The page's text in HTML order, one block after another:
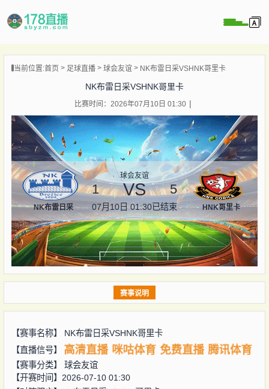
当前位置:首页 足球直播 球会友谊 NK布雷日采VSHNK哥里卡
NK布雷日采VSHNK哥里卡
比赛时间：2026年07月10日 01:30
NK布雷日采
球会友谊
1 VS 5
07月10日 01:30已结束 HNK哥里卡
赛事说明
【赛事名称】 NK布雷日采VSHNK哥里卡
【直播信号】
高清直播 咪咕体育 免费直播 腾讯体育
【赛事分类】 球会友谊
【开赛时间】2026-07-10 01:30